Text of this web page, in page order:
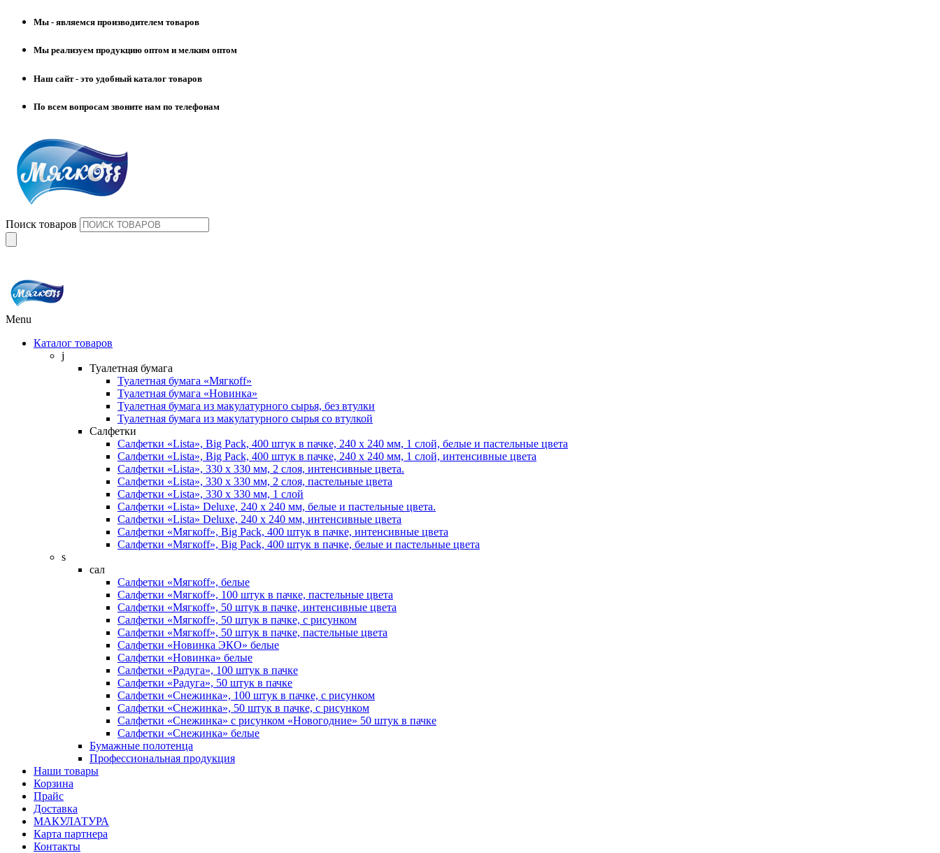
Мы - являемся производителем товаров
Мы реализуем продукцию оптом и мелким оптом
Наш сайт - это удобный каталог товаров
По всем вопросам звоните нам по телефонам
Поиск товаров
Menu
Каталог товаров
j
Туалетная бумага
Туалетная бумага «Мягкоff»
Туалетная бумага «Новинка»
Туалетная бумага из макулатурного сырья, без втулки
Туалетная бумага из макулатурного сырья со втулкой
Салфетки
Салфетки «Lista», Big Pack, 400 штук в пачке, 240 х 240 мм, 1 слой, белые и пастельные цвета
Салфетки «Lista», Big Pack, 400 штук в пачке, 240 х 240 мм, 1 слой, интенсивные цвета
Салфетки «Lista», 330 х 330 мм, 2 слоя, интенсивные цвета.
Салфетки «Lista», 330 х 330 мм, 2 слоя, пастельные цвета
Салфетки «Lista», 330 х 330 мм, 1 слой
Салфетки «Lista» Deluxe, 240 х 240 мм, белые и пастельные цвета.
Салфетки «Lista» Deluxe, 240 х 240 мм, интенсивные цвета
Салфетки «Мягкоff», Big Pack, 400 штук в пачке, интенсивные цвета
Салфетки «Мягкоff», Big Pack, 400 штук в пачке, белые и пастельные цвета
s
сал
Салфетки «Мягкоff», белые
Салфетки «Мягкоff», 100 штук в пачке, пастельные цвета
Салфетки «Мягкоff», 50 штук в пачке, интенсивные цвета
Салфетки «Мягкоff», 50 штук в пачке, с рисунком
Салфетки «Мягкоff», 50 штук в пачке, пастельные цвета
Салфетки «Новинка ЭКО» белые
Салфетки «Новинка» белые
Салфетки «Радуга», 100 штук в пачке
Салфетки «Радуга», 50 штук в пачке
Салфетки «Снежинка», 100 штук в пачке, с рисунком
Салфетки «Снежинка», 50 штук в пачке, с рисунком
Салфетки «Снежинка» с рисунком «Новогодние» 50 штук в пачке
Салфетки «Снежинка» белые
Бумажные полотенца
Профессиональная продукция
Наши товары
Корзина
Прайс
Доставка
МАКУЛАТУРА
Карта партнера
Контакты